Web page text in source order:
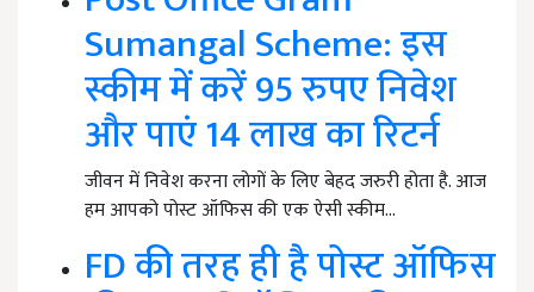
Sumangal Scheme: इस
स्कीम में करें 95 रुपए निवेश
और पाएं 14 लाख का रिटर्न
जीवन में निवेश करना लोगों के लिए बेहद जरुरी होता है. आज
हम आपको पोस्ट ऑफिस की एक ऐसी स्कीम…
FD की तरह ही है पोस्ट ऑफिस